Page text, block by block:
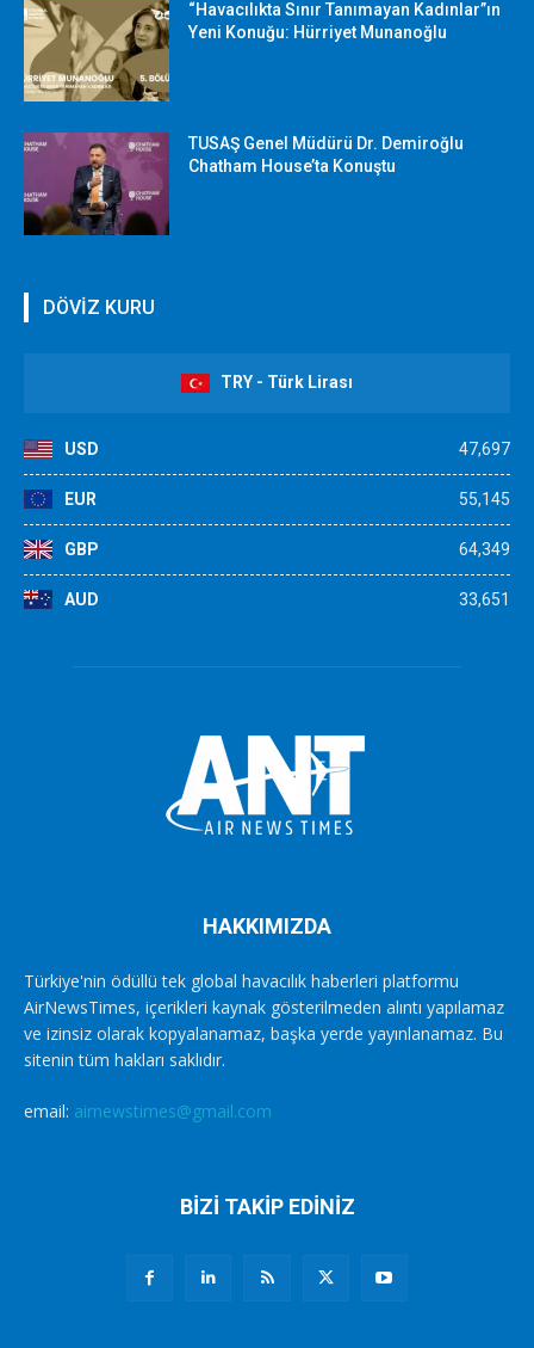
“Havacılıkta Sınır Tanımayan Kadınlar”ın
Yeni Konuğu: Hürriyet Munanoğlu
TUSAŞ Genel Müdürü Dr. Demiroğlu
Chatham House’ta Konuştu
DÖVİZ KURU
TRY - Türk Lirası
USD 47,697
EUR 55,145
GBP 64,349
AUD 33,651
HAKKIMIZDA
Türkiye'nin ödüllü tek global havacılık haberleri platformu
AirNewsTimes, içerikleri kaynak gösterilmeden alıntı yapılamaz
ve izinsiz olarak kopyalanamaz, başka yerde yayınlanamaz. Bu
sitenin tüm hakları saklıdır.
email: airnewstimes@gmail.com
BİZİ TAKİP EDİNİZ